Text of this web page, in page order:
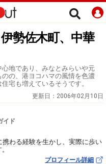
勢佐木町、中華
地であり、みなとみらいや元
の、港ヨコハマの風情を色濃
宅も増えているそうです。
更新日： 2006年02月10日
イド
わる経験を生かし、実際に歩い
プロフィール詳細